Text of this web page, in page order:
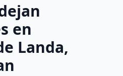
en
Landa,